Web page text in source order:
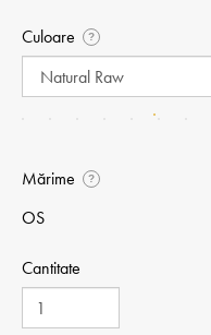
Culoare ?
Mărime ?
OS
Cantitate